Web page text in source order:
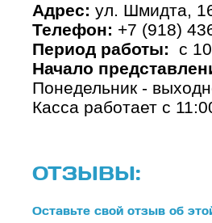
Адрес: ул. Шмидта,
Телефон: +7 (918)
Период работы: с
Начало
Понедельник -
Касса работает с
ОТЗЫВЫ:
Оставьте свой отзыв об